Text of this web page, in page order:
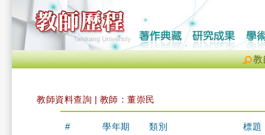
教
教師資料查詢 | 教師：董崇民
# 學年期 類別 標題